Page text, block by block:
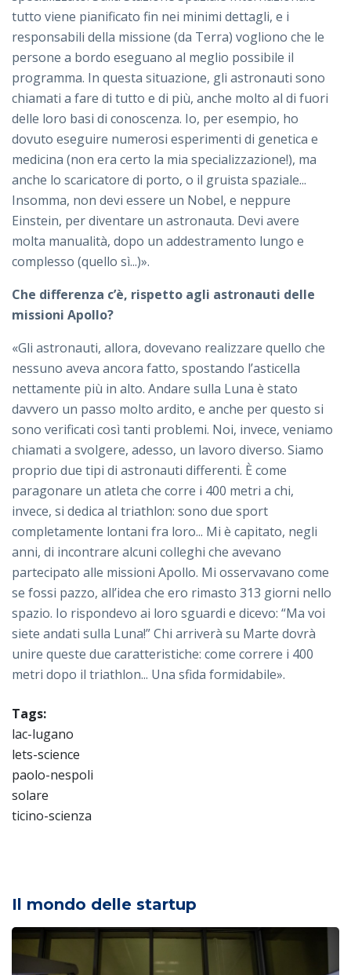
tutto viene pianificato fin nei minimi dettagli, e i
responsabili della missione (da Terra) vogliono che le
persone a bordo eseguano al meglio possibile il
programma. In questa situazione, gli astronauti sono
chiamati a fare di tutto e di più, anche molto al di fuori
delle loro basi di conoscenza. Io, per esempio, ho
dovuto eseguire numerosi esperimenti di genetica e
medicina (non era certo la mia specializzazione!), ma
anche lo scaricatore di porto, o il gruista spaziale...
Insomma, non devi essere un Nobel, e neppure
Einstein, per diventare un astronauta. Devi avere
molta manualità, dopo un addestramento lungo e
complesso (quello sì...)».
Che differenza c’è, rispetto agli astronauti delle
missioni Apollo?
«Gli astronauti, allora, dovevano realizzare quello che
nessuno aveva ancora fatto, spostando l’asticella
nettamente più in alto. Andare sulla Luna è stato
davvero un passo molto ardito, e anche per questo si
sono verificati così tanti problemi. Noi, invece, veniamo
chiamati a svolgere, adesso, un lavoro diverso. Siamo
proprio due tipi di astronauti differenti. È come
paragonare un atleta che corre i 400 metri a chi,
invece, si dedica al triathlon: sono due sport
completamente lontani fra loro... Mi è capitato, negli
anni, di incontrare alcuni colleghi che avevano
partecipato alle missioni Apollo. Mi osservavano come
se fossi pazzo, all’idea che ero rimasto 313 giorni nello
spazio. Io rispondevo ai loro sguardi e dicevo: “Ma voi
siete andati sulla Luna!” Chi arriverà su Marte dovrà
unire queste due caratteristiche: come correre i 400
metri dopo il triathlon... Una sfida formidabile».
Tags:
lac-lugano
lets-science
paolo-nespoli
solare
ticino-scienza
Il mondo delle startup